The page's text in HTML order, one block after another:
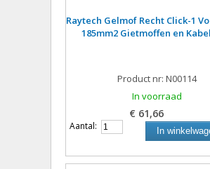
Raytech Gelmof Recht Click-1
185mm2 Gietmoffen en
Product nr: N00114
In voorraad
€ 61,66
Aantal: In